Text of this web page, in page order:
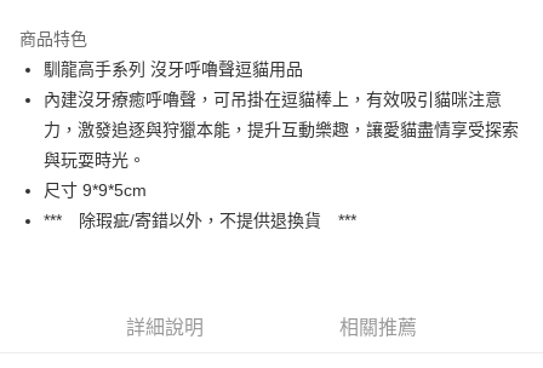
合作金庫商業銀行
華南商業銀行
彰化商業銀行
上海商業儲蓄銀行
台北富邦商業銀行
國泰世華商業銀行
兆豐國際商業銀行
臺灣中小企業銀行
匯豐（台灣）商業銀行
聯邦商業銀行
元大商業銀行
永豐商業銀行
超商取貨付款
LINE Pay
Apple Pay
街口支付
商品特色
馴龍高手系列 沒牙呼嚕聲逗貓用品
內建沒牙療癒呼嚕聲，可吊掛在逗貓棒上，有效吸引貓咪注意
力，激發追逐與狩獵本能，提升互動樂趣，讓愛貓盡情享受探索
與玩耍時光。
尺寸 9*9*5cm
*** 除瑕疵/寄錯以外，不提供退換貨 ***
詳細說明 相關推薦